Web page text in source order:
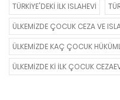
TÜRKIYE'DEKI ILK ISLAHEVI
ÜLKEMIZDE ÇOCUK CEZA VE
ÜLKEMIZDE KAÇ ÇOCUK
ÜLKEMIZDE KI İLK ÇOCUK